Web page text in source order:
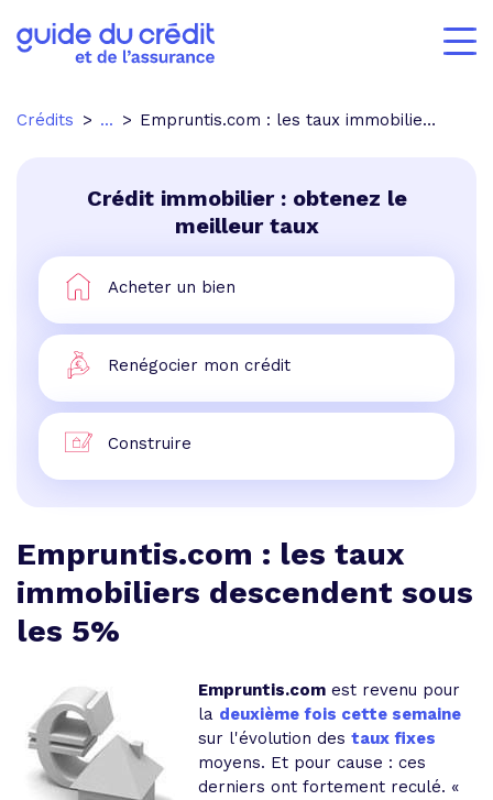
Crédits ... Empruntis.com : les taux immobiliers descendent sous les 5%
Crédit immobilier : obtenez le
meilleur taux
Acheter un bien
Renégocier mon crédit
Construire
Empruntis.com : les taux
immobiliers descendent sous
les 5%
Empruntis.com est revenu pour
la deuxième fois cette semaine
sur l'évolution des taux fixes
moyens. Et pour cause : ces
derniers ont fortement reculé. «